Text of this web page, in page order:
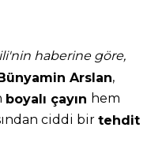
haberine göre,
Arslan,
boyalı çayın hem
ciddi bir tehdit